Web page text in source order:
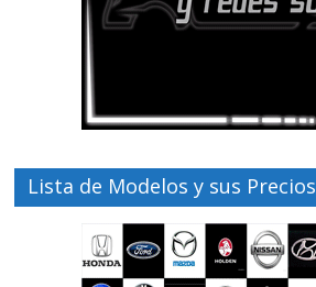
Lista de Modelos y sus Precios